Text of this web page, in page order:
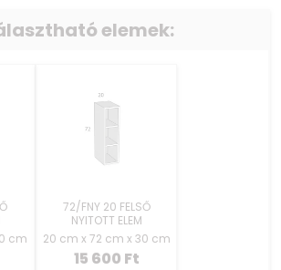
ingyenes.
TUDÁSTÉR – ELEM JELLEMZŐK –
terméket.
elemek:
cm
72/FNY 20 FELSŐ
NYITOTT ELEM
20 cm x 72 cm x 30 cm
15 600 Ft